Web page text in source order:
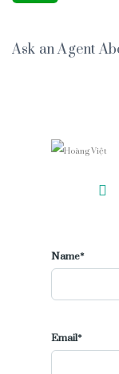
Ask an Agent
Name*
Email*